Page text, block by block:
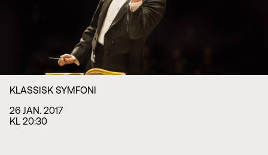
TSOs venner
Bærekraft & samfunn
TSO mot 2030
Princess Astrid International Music Competition
Jobbe hos oss
Samarbeidspartnere
Nyheter
26 JAN. 2017
KL 20:30
KLASSISK SYMFONI